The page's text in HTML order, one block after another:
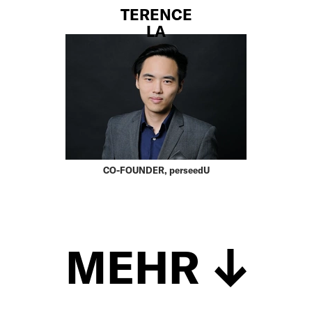
TERENCE
LA
CO-FOUNDER, perseedU
MEHR